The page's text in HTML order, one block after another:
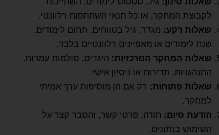
לקבוצת המחקר, או כל תנאי השתתפות רלוונטי.
שאלות רקע: מגדר, גיל בטווחים, תחום לימודים,
שנת לימודים או מאפיינים רלוונטיים בלבד.
שאלות המחקר המרכזיות: היגדים, סולמות עמדות,
התנהגויות, תדירות או ניסיון אישי.
שאלות פתוחות: רק אם הן מוסיפות ערך אמיתי
למחקר.
הודעת סיום: תודה, פרטי קשר, והסבר קצר על
השימוש בנתונים.